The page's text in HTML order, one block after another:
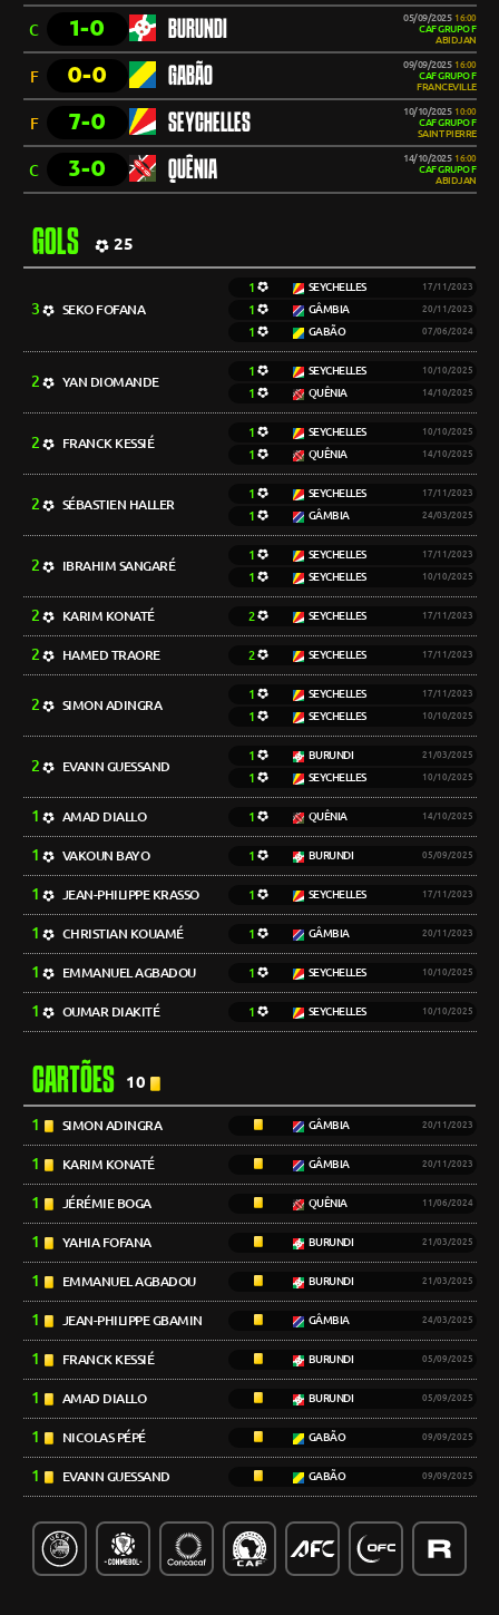
C 1-0 BURUNDI 05/09/2025 16:00
CAF GRUPO F
ABIDJAN
F 0-0 GABÃO 09/09/2025 16:00
CAF GRUPO F
FRANCEVILLE
F 7-0 SEYCHELLES 10/10/2025 10:00
CAF GRUPO F
SAINT PIERRE
C 3-0 QUÊNIA 14/10/2025 16:00
CAF GRUPO F
ABIDJAN
GOLS 25
3 SEKO FOFANA
1 SEYCHELLES 17/11/2023
1 GÂMBIA 20/11/2023
1 GABÃO 07/06/2024
2 YAN DIOMANDE
1 SEYCHELLES 10/10/2025
1 QUÊNIA 14/10/2025
2 FRANCK KESSIÉ
1 SEYCHELLES 10/10/2025
1 QUÊNIA 14/10/2025
2 SÉBASTIEN HALLER
1 SEYCHELLES 17/11/2023
1 GÂMBIA 24/03/2025
2 IBRAHIM SANGARÉ
1 SEYCHELLES 17/11/2023
1 SEYCHELLES 10/10/2025
2 KARIM KONATÉ 2 SEYCHELLES 17/11/2023
2 HAMED TRAORE 2 SEYCHELLES 17/11/2023
2 SIMON ADINGRA
1 SEYCHELLES 17/11/2023
1 SEYCHELLES 10/10/2025
2 EVANN GUESSAND
1 BURUNDI 21/03/2025
1 SEYCHELLES 10/10/2025
1 AMAD DIALLO 1 QUÊNIA 14/10/2025
1 VAKOUN BAYO 1 BURUNDI 05/09/2025
1 JEAN-PHILIPPE KRASSO 1 SEYCHELLES 17/11/2023
1 CHRISTIAN KOUAMÉ 1 GÂMBIA 20/11/2023
1 EMMANUEL AGBADOU 1 SEYCHELLES 10/10/2025
1 OUMAR DIAKITÉ 1 SEYCHELLES 10/10/2025
CARTÕES 10
1 SIMON ADINGRA GÂMBIA 20/11/2023
1 KARIM KONATÉ GÂMBIA 20/11/2023
1 JÉRÉMIE BOGA QUÊNIA 11/06/2024
1 YAHIA FOFANA BURUNDI 21/03/2025
1 EMMANUEL AGBADOU BURUNDI 21/03/2025
1 JEAN-PHILIPPE GBAMIN GÂMBIA 24/03/2025
1 FRANCK KESSIÉ BURUNDI 05/09/2025
1 AMAD DIALLO BURUNDI 05/09/2025
1 NICOLAS PÉPÉ GABÃO 09/09/2025
1 EVANN GUESSAND GABÃO 09/09/2025